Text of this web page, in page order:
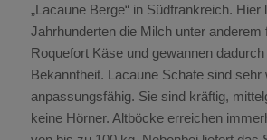
„Lacaune Berge“ in Südfrankreich. Hier
Jahrhunderten die Milch unter anderem
Roquefort Käse und gewannen
Bekanntheit. Lacaune Schafe sind sehr
anpassungsfähig. Sie sind kräftig,
keine Hörner. Altböcke erreichen